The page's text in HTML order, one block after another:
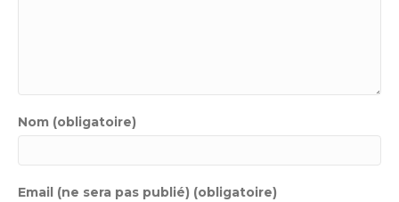
Nom (obligatoire)
Email (ne sera pas publié) (obligatoire)